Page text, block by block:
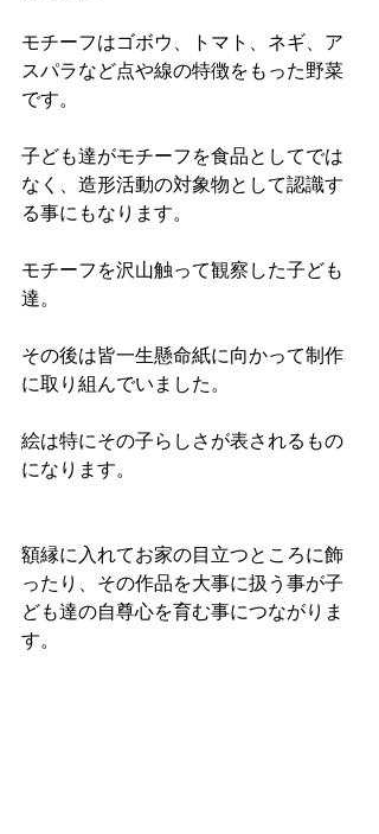
モチーフはゴボウ、トマト、ネギ、ア
スパラなど点や線の特徴をもった野菜
です。
子ども達がモチーフを食品としてでは
なく、造形活動の対象物として認識す
る事にもなります。
モチーフを沢山触って観察した子ども
達。
その後は皆一生懸命紙に向かって制作
に取り組んでいました。
絵は特にその子らしさが表されるもの
になります。
額縁に入れてお家の目立つところに飾
ったり、その作品を大事に扱う事が子
ども達の自尊心を育む事につながりま
す。